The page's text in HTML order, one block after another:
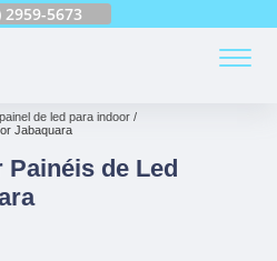
2959-5673
painel de led para indoor
Jabaquara
Painéis de Led